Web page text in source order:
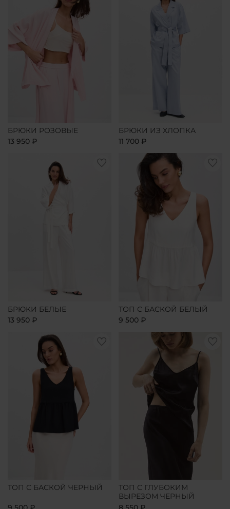
БРЮКИ РОЗОВЫЕ
13 950 ₽
БРЮКИ ИЗ ХЛОПКА
11 700 ₽
БРЮКИ БЕЛЫЕ
13 950 ₽
ТОП С БАСКОЙ БЕЛЫЙ
9 500 ₽
ТОП С БАСКОЙ ЧЕРНЫЙ
ТОП С ГЛУБОКИМ
ВЫРЕЗОМ ЧЕРНЫЙ